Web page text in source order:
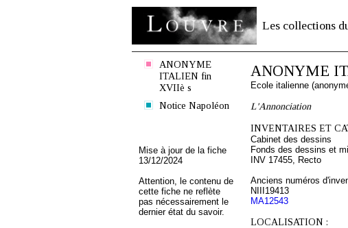
Les collections
ANONYME
ITALIEN fin
XVIIè s
Notice Napoléon
Mise à jour de la fiche
13/12/2024
Attention, le contenu de
cette fiche ne reflète
pas nécessairement le
dernier état du savoir.
ANONYME
Ecole italienne
L'Annonciation
INVENTAIRES ET
Cabinet des dessins
Fonds des dessins et
INV 17455, Recto
Anciens numéros
NIII19413
MA12543
LOCALISATION :